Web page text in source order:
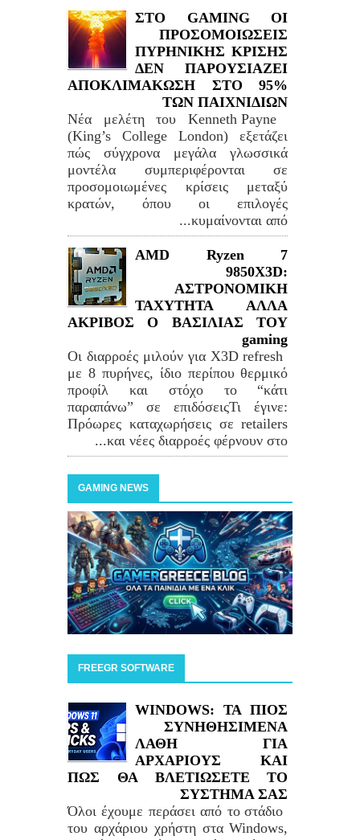
ΣΤΟ GAMING ΟΙ
ΠΡΟΣΟΜΟΙΩΣΕΙΣ
ΠΥΡΗΝΙΚΗΣ ΚΡΙΣΗΣ
ΔΕΝ ΠΑΡΟΥΣΙΑΖΕΙ
ΑΠΟΚΛΙΜΑΚΩΣΗ ΣΤΟ 95%
ΤΩΝ ΠΑΙΧΝΙΔΙΩΝ
Νέα μελέτη του Kenneth Payne
(King’s College London) εξετάζει
πώς σύγχρονα μεγάλα γλωσσικά
μοντέλα συμπεριφέρονται σε
προσομοιωμένες κρίσεις μεταξύ
κρατών, όπου οι επιλογές
κυμαίνονται από...
AMD Ryzen 7
9850X3D:
ΑΣΤΡΟΝΟΜΙΚΗ
ΤΑΧΥΤΗΤΑ ΑΛΛΑ
ΑΚΡΙΒΟΣ Ο ΒΑΣΙΛΙΑΣ ΤΟΥ
gaming
Οι διαρροές μιλούν για X3D refresh
με 8 πυρήνες, ίδιο περίπου θερμικό
προφίλ και στόχο το “κάτι
παραπάνω” σε επιδόσειςΤι έγινε:
Πρόωρες καταχωρήσεις σε retailers
και νέες διαρροές φέρνουν στο...
GAMING NEWS
FREEGR SOFTWARE
WINDOWS: ΤΑ ΠΙΟΣ
ΣΥΝΗΘΗΣΙΜΕΝΑ
ΛΑΘΗ ΓΙΑ
ΑΡΧΑΡΙΟΥΣ ΚΑΙ
ΠΩΣ ΘΑ ΒΛΕΤΙΩΣΕΤΕ ΤΟ
ΣΥΣΤΗΜΑ ΣΑΣ
Όλοι έχουμε περάσει από το στάδιο
του αρχάριου χρήστη στα Windows,